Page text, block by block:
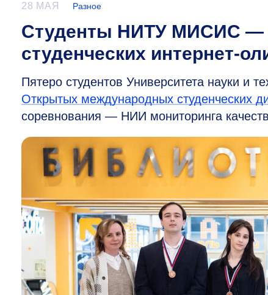
28 МАЯ Разное
Студенты НИТУ МИСИС —
студенческих интернет-
Пятеро студентов Университета науки
Открытых международных студенческих
соревнования — НИИ мониторинга